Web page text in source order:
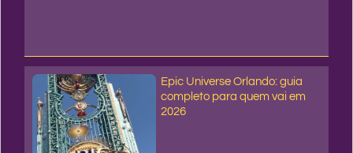
Epic Universe Orlando: guia
completo para quem vai em
2026